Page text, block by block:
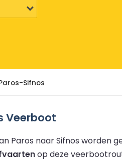
Sifnos
Veerboot
Paros naar Sifnos worden
op deze